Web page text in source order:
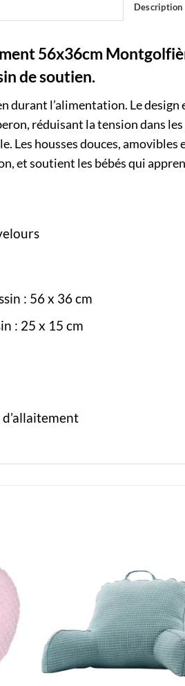
Description
56x36cm
de soutien.
durant l’alimentation. Le
réduisant la tension dans
Les housses douces,
et soutient les bébés qui
: 56 x 36 cm
: 25 x 15 cm